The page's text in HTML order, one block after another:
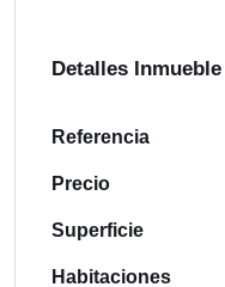
Detalles Inmueble
Referencia
Precio
Superficie
Habitaciones